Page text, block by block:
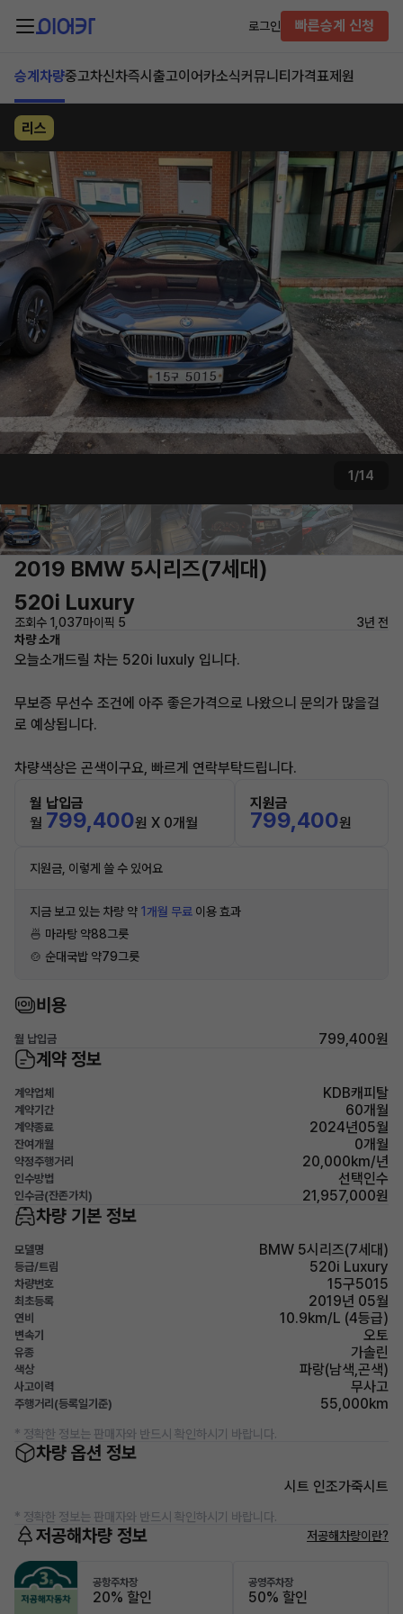
로그인 빠른승계 신청
승계차량중고차신차즉시출고이어카소식커뮤니티 가격표제원
리스
1/14
2019 BMW 5시리즈(7세대)
520i Luxury
조회수 1,037마이픽 5
3년 전
차량 소개
오늘소개드릴 차는 520i luxuly 입니다.
무보증 무선수 조건에 아주 좋은가격으로 나왔으니 문의가 많을걸
로 예상됩니다.
차량색상은 곤색이구요, 빠르게 연락부탁드립니다.
월 납입금
월 799,400원 X 0개월
지원금
799,400원
지원금, 이렇게 쓸 수 있어요
지금 보고 있는 차량 약 1개월 무료 이용 효과
🍜 마라탕 약88그릇
🍲 순대국밥 약79그릇
비용
월 납입금 799,400원
계약 정보
계약업체 KDB캐피탈
계약기간 60개월
계약종료 2024년05월
잔여개월 0개월
약정주행거리 20,000km/년
인수방법 선택인수
인수금(잔존가치) 21,957,000원
차량 기본 정보
모델명 BMW 5시리즈(7세대)
등급/트림 520i Luxury
차량번호 15구5015
최초등록 2019년 05월
연비 10.9km/L (4등급)
변속기 오토
유종 가솔린
색상 파랑(남색,곤색)
사고이력 무사고
주행거리(등록일기준) 55,000km
* 정확한 정보는 판매자와 반드시 확인하시기 바랍니다.
차량 옵션 정보
시트 인조가죽시트
* 정확한 정보는 판매자와 반드시 확인하시기 바랍니다.
저공해차량 정보 저공해차량이란?
공항주차장
20% 할인
공영주차장
50% 할인